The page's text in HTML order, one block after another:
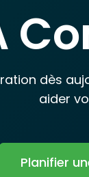
dès
aider
Planifier